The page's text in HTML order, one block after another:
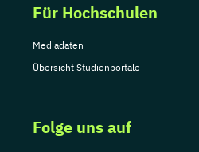
Für Hochschulen
Mediadaten
Übersicht Studienportale
Folge uns auf